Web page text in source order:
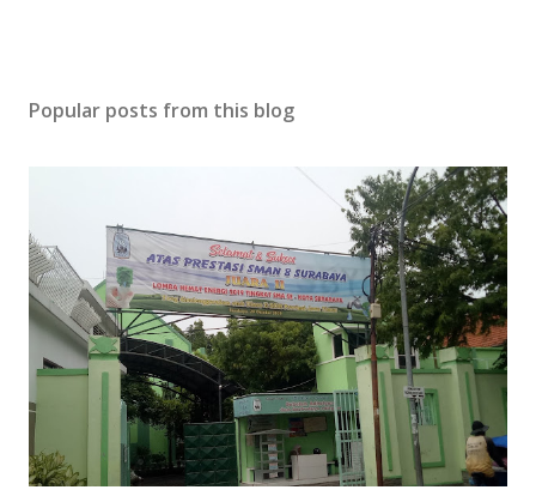
Popular posts from this blog